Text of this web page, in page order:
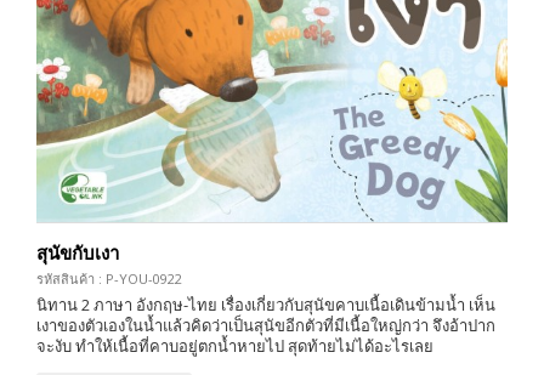
สุนัขกับเงา
รหัสสินค้า : P-YOU-0922
นิทาน 2 ภาษา อังกฤษ-ไทย เรื่องเกี่ยวกับสุนัขคาบเนื้อเดินข้ามน้ำ เห็น
เงาของตัวเองในน้ำแล้วคิดว่าเป็นสุนัขอีกตัวที่มีเนื้อใหญ่กว่า จึงอ้าปาก
จะงับ ทำให้เนื้อที่คาบอยู่ตกน้ำหายไป สุดท้ายไม่ได้อะไรเลย